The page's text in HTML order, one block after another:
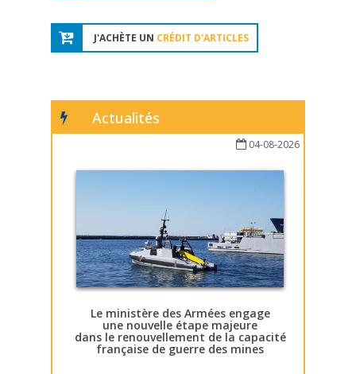
J'ACHÈTE UN CRÉDIT D'ARTICLES
Actualités
04-08-2026
Le ministère des Armées engage
une nouvelle étape majeure
dans le renouvellement de la capacité
française de guerre des mines